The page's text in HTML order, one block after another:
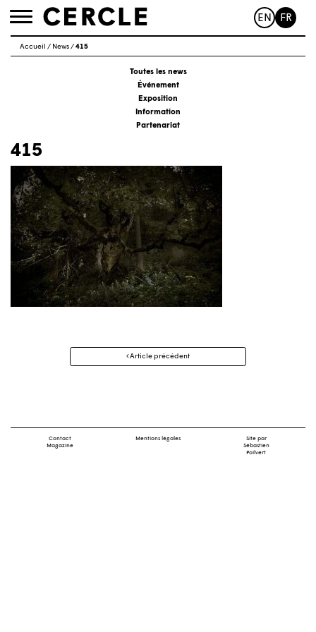
Toggle
EN FR
Accueil / News/415
Toutes les news
Événement
Exposition
Information
Partenariat
415
Navigation
Article précédent
Contact
Magazine
Mentions légales
Site par
Sébastien
Poilvert